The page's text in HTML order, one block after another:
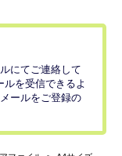
にてご連絡して
ルを受信できるよ
ールをご登録の